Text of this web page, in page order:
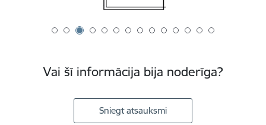
Vai šī informācija bija noderīga?
Sniegt atsauksmi